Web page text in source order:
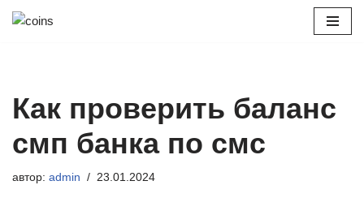
Как проверить баланс
смп банка по смс
автор: admin 23.01.2024